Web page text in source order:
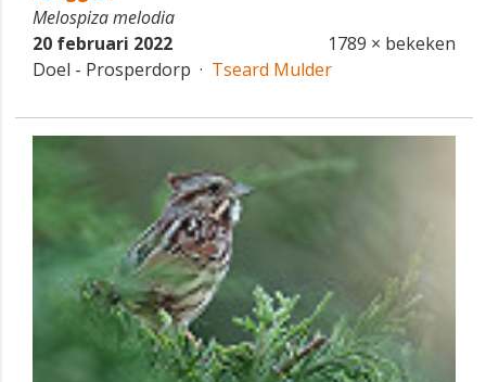
Melospiza melodia
20 februari 2022
1789 × bekeken
Doel - Prosperdorp · Tseard Mulder